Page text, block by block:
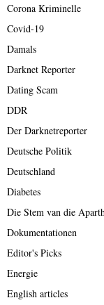
Corona Kriminelle
Covid-19
Damals
Darknet Reporter
Dating Scam
DDR
Der Darknetreporter
Deutsche Politik
Deutschland
Diabetes
Die Stem van die
Dokumentationen
Editor's Picks
Energie
English articles